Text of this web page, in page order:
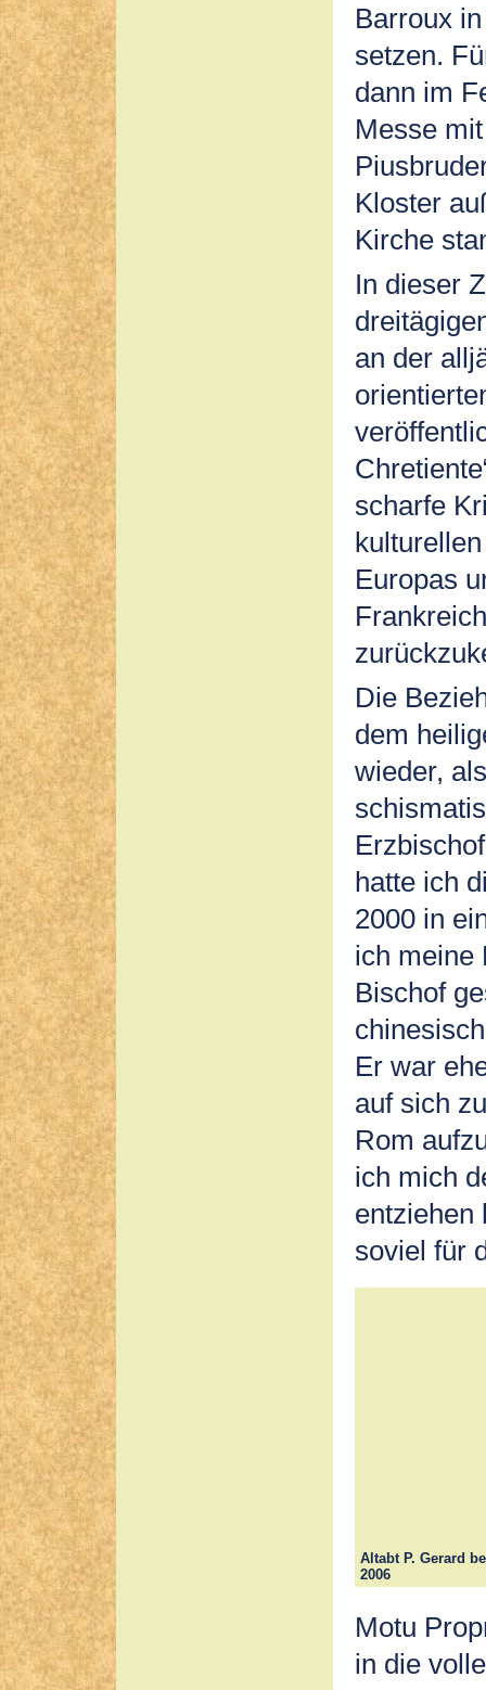
Barroux
setzen.
dann im
Messe
Kloster
Kirche
In dieser
an der
scharfe
Europas
Die
dem
wieder,
hatte ich
2000 in
ich meine
Bischof
Er war
auf sich
Rom
ich mich
entziehen
soviel für
Altabt P. Gerard
2006
Motu
in die